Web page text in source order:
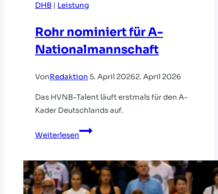
DHB | Leistung
Rohr nominiert für A-
Nationalmannschaft
VonRedaktion 5. April 20262. April 2026
Das HVNB-Talent läuft erstmals für den A-
Kader Deutschlands auf.
Weiterlesen
Rohr
A-
Nationalmannschaft